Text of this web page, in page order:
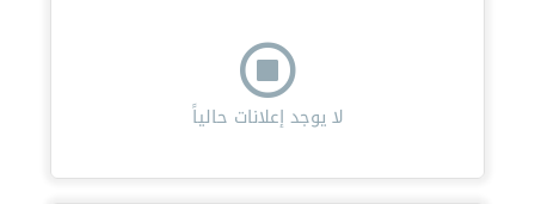
لا يوجد إعلانات حالياً